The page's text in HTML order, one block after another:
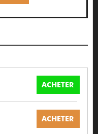
ACHETER
ACHETER